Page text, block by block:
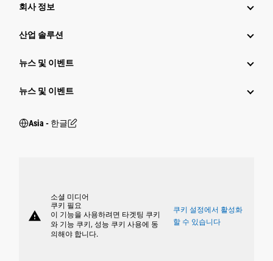
회사 정보
산업 솔루션
뉴스 및 이벤트
뉴스 및 이벤트
Asia - 한글
warning
소셜 미디어
쿠키 필요
이 기능을 사용하려면 타겟팅 쿠키
와 기능 쿠키, 성능 쿠키 사용에 동
의해야 합니다.
쿠키 설정에서 활성화
할 수 있습니다